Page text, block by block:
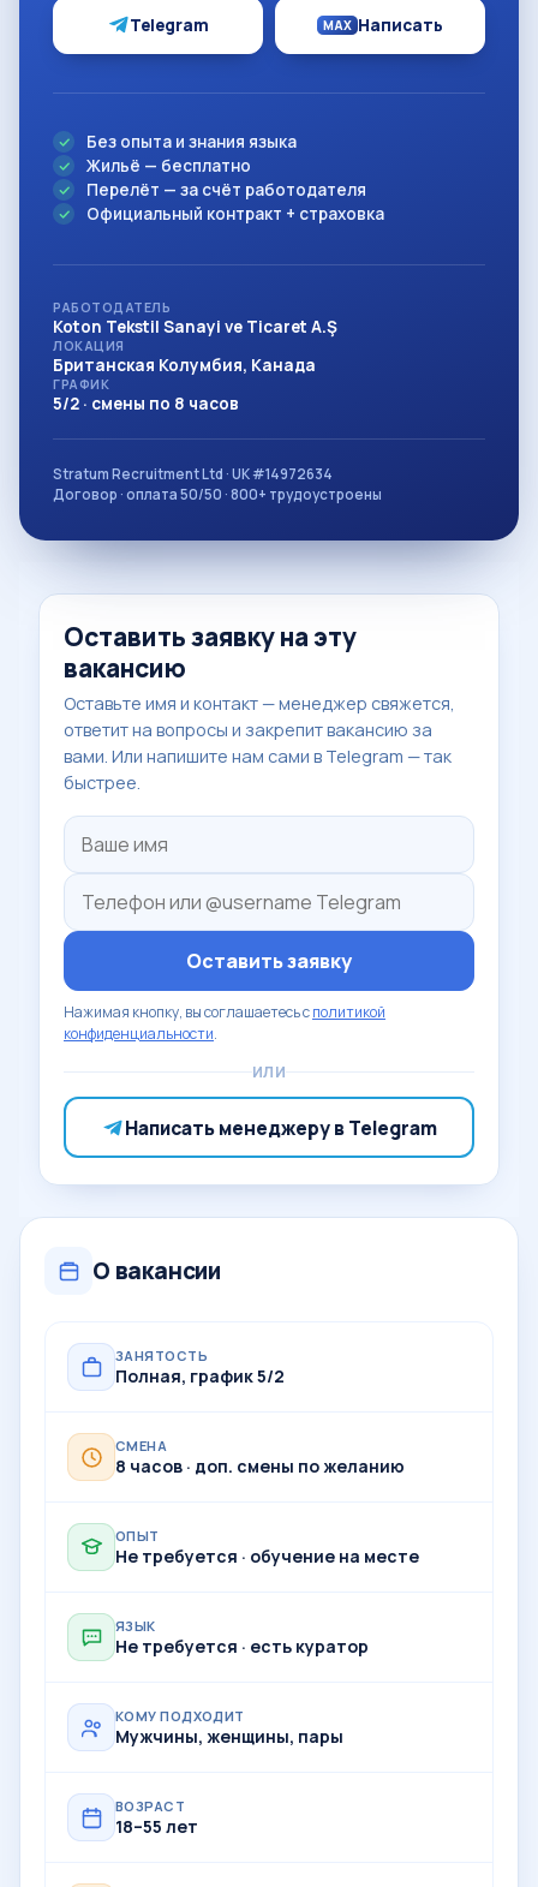
Оставить заявку на эту
вакансию
Оставьте имя и контакт — менеджер свяжется,
ответит на вопросы и закрепит вакансию за
вами. Или напишите нам сами в Telegram — так
быстрее.
Оставить заявку
Нажимая кнопку, вы соглашаетесь сполитикой
конфиденциальности.
ИЛИ
Написать менеджеру в Telegram
О вакансии
ЗАНЯТОСТЬ
Полная, график 5/2
СМЕНА
8 часов · доп. смены по желанию
ОПЫТ
Не требуется · обучение на месте
ЯЗЫК
Не требуется · есть куратор
КОМУ ПОДХОДИТ
Мужчины, женщины, пары
ВОЗРАСТ
18–55 лет
Telegram MAX Написать
Без опыта и знания языка
Жильё — бесплатно
Перелёт — за счёт работодателя
Официальный контракт + страховка
РАБОТОДАТЕЛЬ
Koton Tekstil Sanayi ve Ticaret A.Ş
ЛОКАЦИЯ
Британская Колумбия, Канада
ГРАФИК
5/2 · смены по 8 часов
Stratum Recruitment Ltd · UK #14972634
Договор · оплата 50/50 · 800+ трудоустроены